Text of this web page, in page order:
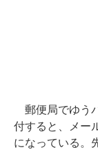
郵便局でゆう
付すると、メー
になっている。